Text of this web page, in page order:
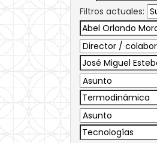
Filtros actuales: